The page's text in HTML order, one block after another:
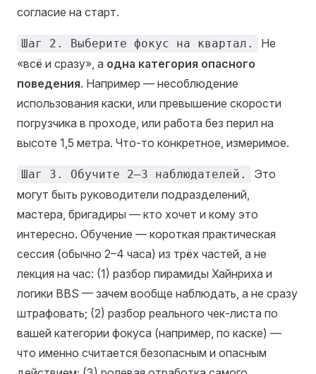
согласие на старт.
Шаг 2. Выберите фокус на квартал.
Не
«всё и сразу», а одна категория опасного
поведения. Например — несоблюдение
использования каски, или превышение скорости
погрузчика в проходе, или работа без перил на
высоте 1,5 метра. Что-то конкретное, измеримое.
Шаг 3. Обучите 2–3 наблюдателей.
Это
могут быть руководители подразделений,
мастера, бригадиры — кто хочет и кому это
интересно. Обучение — короткая практическая
сессия (обычно 2–4 часа) из трёх частей, а не
лекция на час: (1) разбор пирамиды Хайнриха и
логики BBS — зачем вообще наблюдать, а не сразу
штрафовать; (2) разбор реального чек-листа по
вашей категории фокуса (например, по каске) —
что именно считается безопасным и опасным